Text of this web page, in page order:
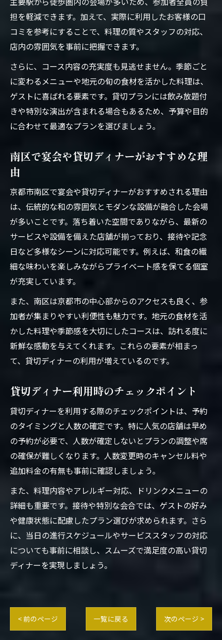
担を軽減できます。加えて、実際に利用したお客様の口
コミを参考にすることで、料理の質やスタッフの対応、
店内の雰囲気を事前に把握できます。
さらに、コース内容の充実度も見逃せません。季節ごと
に変わるメニューや地元の旬の食材を活かした料理は、
ゲストに喜ばれる要素です。貸切プランには飲み放題付
きや特別な演出が含まれる場合もあるため、予算や目的
に合わせて最適なプランを選びましょう。
南区で宴会や貸切ディナーがおすすめな理
由
京都市南区で宴会や貸切ディナーがおすすめされる理由
は、伝統的な和の雰囲気とモダンな設備が融合した会場
が多いことです。落ち着いた空間でありながら、最新の
サービスや設備を備えた店舗が揃っており、接待や記念
日など多様なシーンに対応可能です。例えば、和食の繊
細な味わいを楽しみながらプライベート感を保てる個室
が充実しています。
また、南区は京都市の中心部からのアクセスも良く、参
加者が集まりやすい利便性も魅力です。地元の食材を活
かした料理や季節感を大切にしたコースは、訪れる度に
新鮮な感動を与えてくれます。これらの要素が相まっ
て、貸切ディナーの利用が増えているのです。
貸切ディナー利用時のチェックポイント
貸切ディナーを利用する際のチェックポイントは、予約
のタイミングと人数の確定です。特に人気の店舗は早め
の予約が必要で、人数が確定しないとプランの調整や席
の確保が難しくなります。人数変更時のキャンセル料や
追加料金の有無も事前に確認しましょう。
また、料理内容やアレルギー対応、ドリンクメニューの
詳細も重要です。接待や特別な会合では、ゲストの好み
や健康状態に配慮したプラン選びが求められます。さら
に、当日の進行スケジュールやサービススタッフの対応
についても事前に相談し、スムーズで満足度の高い貸切
ディナーを実現しましょう。
< 前のページ 一覧に戻る 次のページ >